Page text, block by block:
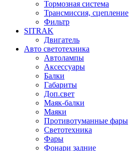
Тормозная система
Трансмиссия, сцепление
Фильтр
SITRAK
Двигатель
Авто светотехника
Автолампы
Аксессуары
Балки
Габариты
Доп.свет
Маяк-балки
Маяки
Противотуманные фары
Светотехника
Фары
Фонари задние